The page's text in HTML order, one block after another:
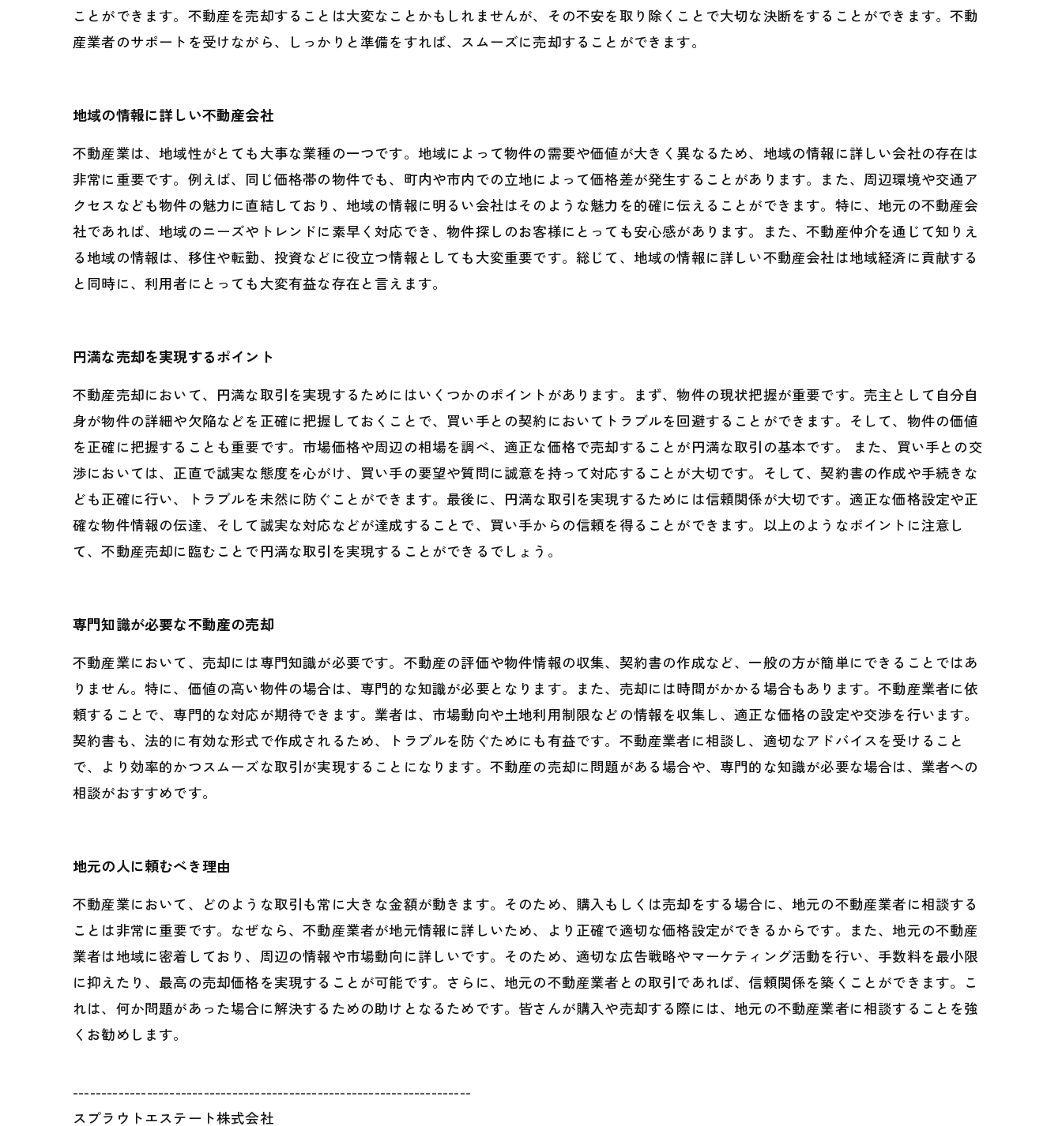
ことができます。不動産を売却することは大変なことかもしれませんが、その不安を取り除くことで大切な決断をすることができます。不動
産業者のサポートを受けながら、しっかりと準備をすれば、スムーズに売却することができます。
地域の情報に詳しい不動産会社
不動産業は、地域性がとても大事な業種の一つです。地域によって物件の需要や価値が大きく異なるため、地域の情報に詳しい会社の存在は
非常に重要です。例えば、同じ価格帯の物件でも、町内や市内での立地によって価格差が発生することがあります。また、周辺環境や交通ア
クセスなども物件の魅力に直結しており、地域の情報に明るい会社はそのような魅力を的確に伝えることができます。特に、地元の不動産会
社であれば、地域のニーズやトレンドに素早く対応でき、物件探しのお客様にとっても安心感があります。また、不動産仲介を通じて知りえ
る地域の情報は、移住や転勤、投資などに役立つ情報としても大変重要です。総じて、地域の情報に詳しい不動産会社は地域経済に貢献する
と同時に、利用者にとっても大変有益な存在と言えます。
円満な売却を実現するポイント
不動産売却において、円満な取引を実現するためにはいくつかのポイントがあります。まず、物件の現状把握が重要です。売主として自分自
身が物件の詳細や欠陥などを正確に把握しておくことで、買い手との契約においてトラブルを回避することができます。そして、物件の価値
を正確に把握することも重要です。市場価格や周辺の相場を調べ、適正な価格で売却することが円満な取引の基本です。 また、買い手との交
渉においては、正直で誠実な態度を心がけ、買い手の要望や質問に誠意を持って対応することが大切です。そして、契約書の作成や手続きな
ども正確に行い、トラブルを未然に防ぐことができます。最後に、円満な取引を実現するためには信頼関係が大切です。適正な価格設定や正
確な物件情報の伝達、そして誠実な対応などが達成することで、買い手からの信頼を得ることができます。以上のようなポイントに注意し
て、不動産売却に臨むことで円満な取引を実現することができるでしょう。
専門知識が必要な不動産の売却
不動産業において、売却には専門知識が必要です。不動産の評価や物件情報の収集、契約書の作成など、一般の方が簡単にできることではあ
りません。特に、価値の高い物件の場合は、専門的な知識が必要となります。また、売却には時間がかかる場合もあります。不動産業者に依
頼することで、専門的な対応が期待できます。業者は、市場動向や土地利用制限などの情報を収集し、適正な価格の設定や交渉を行います。
契約書も、法的に有効な形式で作成されるため、トラブルを防ぐためにも有益です。不動産業者に相談し、適切なアドバイスを受けること
で、より効率的かつスムーズな取引が実現することになります。不動産の売却に問題がある場合や、専門的な知識が必要な場合は、業者への
相談がおすすめです。
地元の人に頼むべき理由
不動産業において、どのような取引も常に大きな金額が動きます。そのため、購入もしくは売却をする場合に、地元の不動産業者に相談する
ことは非常に重要です。なぜなら、不動産業者が地元情報に詳しいため、より正確で適切な価格設定ができるからです。また、地元の不動産
業者は地域に密着しており、周辺の情報や市場動向に詳しいです。そのため、適切な広告戦略やマーケティング活動を行い、手数料を最小限
に抑えたり、最高の売却価格を実現することが可能です。さらに、地元の不動産業者との取引であれば、信頼関係を築くことができます。こ
れは、何か問題があった場合に解決するための助けとなるためです。皆さんが購入や売却する際には、地元の不動産業者に相談することを強
くお勧めします。
----------------------------------------------------------------------
スプラウトエステート株式会社